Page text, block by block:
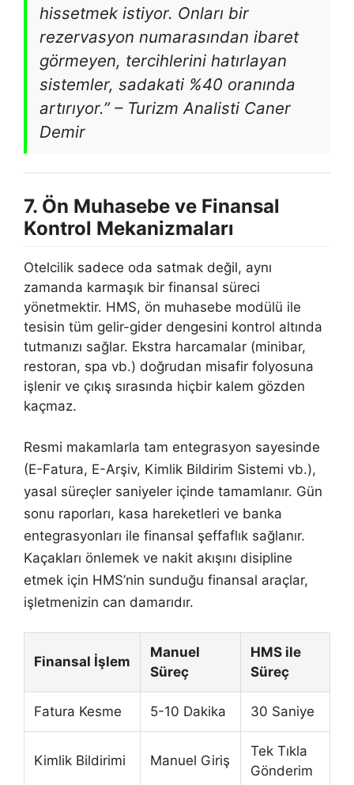
hissetmek istiyor. Onları bir
rezervasyon numarasından ibaret
görmeyen, tercihlerini hatırlayan
sistemler, sadakati %40 oranında
artırıyor.” – Turizm Analisti Caner
Demir
7. Ön Muhasebe ve Finansal
Kontrol Mekanizmaları
Otelcilik sadece oda satmak değil, aynı
zamanda karmaşık bir finansal süreci
yönetmektir. HMS, ön muhasebe modülü ile
tesisin tüm gelir-gider dengesini kontrol altında
tutmanızı sağlar. Ekstra harcamalar (minibar,
restoran, spa vb.) doğrudan misafir folyosuna
işlenir ve çıkış sırasında hiçbir kalem gözden
kaçmaz.
Resmi makamlarla tam entegrasyon sayesinde
(E-Fatura, E-Arşiv, Kimlik Bildirim Sistemi vb.),
yasal süreçler saniyeler içinde tamamlanır. Gün
sonu raporları, kasa hareketleri ve banka
entegrasyonları ile finansal şeffaflık sağlanır.
Kaçakları önlemek ve nakit akışını disipline
etmek için HMS’nin sunduğu finansal araçlar,
işletmenizin can damarıdır.
Finansal İşlem
Manuel
Süreç
HMS ile
Süreç
Fatura Kesme 5-10 Dakika 30 Saniye
Kimlik Bildirimi Manuel Giriş
Tek Tıkla
Gönderim